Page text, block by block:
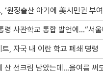
‘원정출산 아기에 美시민권 부여
사관학교 통합 발언에…“서울대 법
트, 자국 내 이란 학교 폐쇄 명령
산 선크림 남았는데…올여름 써